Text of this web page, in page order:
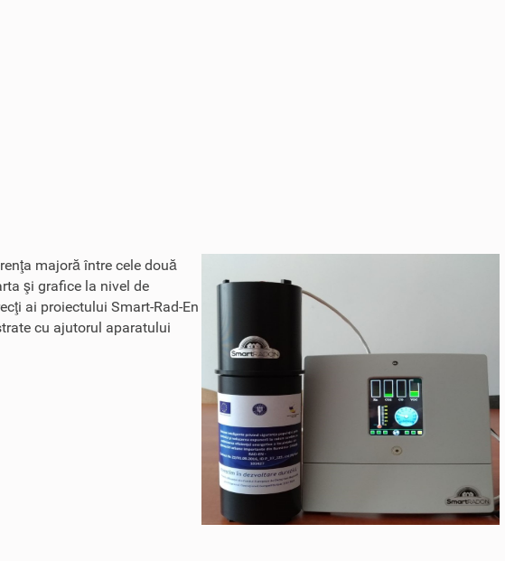
majoră între cele două
şi grafice la nivel de
ai proiectului Smart-Rad-En
cu ajutorul aparatului